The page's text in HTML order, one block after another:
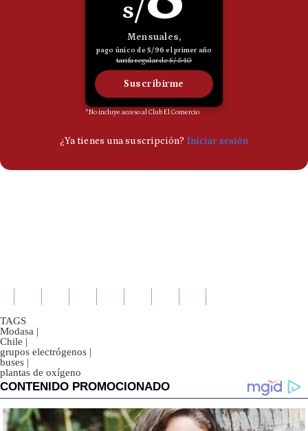
TAGS
Modasa |
Chile |
grupos electrógenos |
buses |
plantas de oxígeno